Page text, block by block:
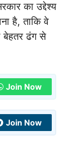
का उद्देश्य
है, ताकि वे
बेहतर ढंग से
Join Now
Join Now